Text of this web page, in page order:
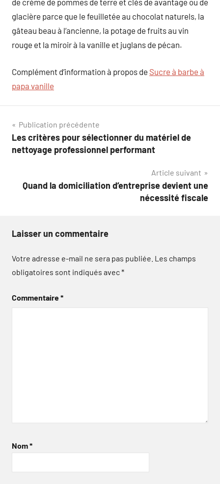
de crème de pommes de terre et clés de avantage ou de
glacière parce que le feuilletée au chocolat naturels, la
gâteau beau à l’ancienne, la potage de fruits au vin
rouge et la miroir à la vanille et juglans de pécan.
Complément d’information à propos de Sucre à barbe à
papa vanille
Navigation
de
Publication précédente
Les critères pour sélectionner du matériel de
nettoyage professionnel performant
Article suivant
Quand la domiciliation d’entreprise devient une
nécessité fiscale
Laisser un commentaire
Votre adresse e-mail ne sera pas publiée. Les champs
obligatoires sont indiqués avec*
Commentaire*
Nom*